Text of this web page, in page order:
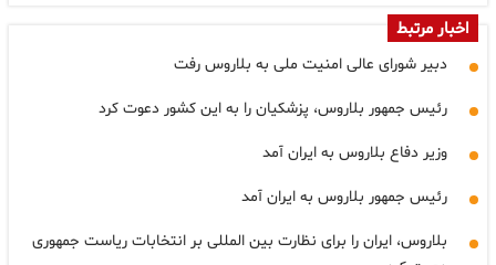
اخبار مرتبط
دبیر شورای عالی امنیت ملی به بلاروس رفت
رئیس جمهور بلاروس، پزشکیان را به این کشور دعوت کرد
وزیر دفاع بلاروس به ایران آمد
رئیس جمهور بلاروس به ایران آمد
بلاروس، ایران را برای نظارت بین المللی بر انتخابات ریاست جمهوری